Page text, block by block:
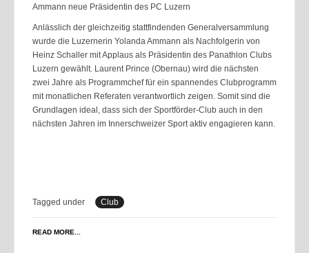
Ammann neue Präsidentin des PC Luzern
Anlässlich der gleichzeitig stattfindenden Generalversammlung
wurde die Luzernerin Yolanda Ammann als Nachfolgerin von
Heinz Schaller mit Applaus als Präsidentin des Panathlon Clubs
Luzern gewählt. Laurent Prince (Obernau) wird die nächsten
zwei Jahre als Programmchef für ein spannendes Clubprogramm
mit monatlichen Referaten verantwortlich zeigen. Somit sind die
Grundlagen ideal, dass sich der Sportförder-Club auch in den
nächsten Jahren im Innerschweizer Sport aktiv engagieren kann.
Tagged under Club
READ MORE...